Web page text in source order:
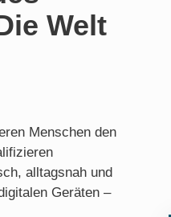
Welt
Menschen den
alltagsnah und
Geräten –